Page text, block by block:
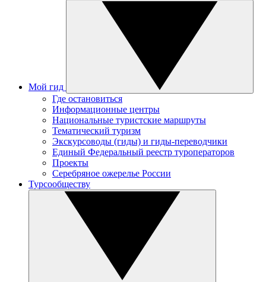
Мой гид
Где остановиться
Информационные центры
Национальные туристские маршруты
Тематический туризм
Экскурсоводы (гиды) и гиды-переводчики
Единый Федеральный реестр туроператоров
Проекты
Серебряное ожерелье России
Турсообществу